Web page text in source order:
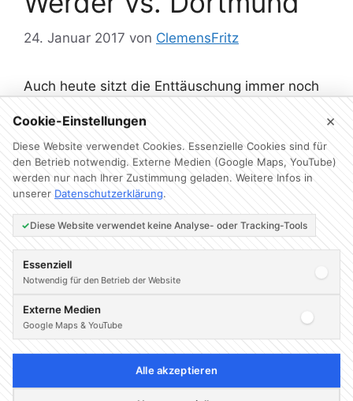
24. Januar 2017 von ClemensFritz
Auch heute sitzt die Enttäuschung immer noch
Punkt gereicht hat, ist wirklich schade. Ich
finde, mit Ausnahme der ersten vierten Stunde
haben wir uns gegen eine der besten
Mannschaften der Liga wirklich gut verkauft.
Sogar als wir in Unterzahl waren. Wir wissen
zwar, dass wir uns dafür …Weiterlesen
Kategorien
Clemens Fritz-Stiftung
Seite
1 Seite
2 … Seite
22 Weiter→
Cookie-Einstellungen ×
Diese Website verwendet Cookies. Essenzielle Cookies sind für
den Betrieb notwendig. Externe Medien (Google Maps, YouTube)
werden nur nach Ihrer Zustimmung geladen. Weitere Infos in
unserer Datenschutzerklärung.
Diese Website verwendet keine Analyse- oder Tracking-Tools
Essenziell
Notwendig für den Betrieb der Website
Externe Medien
Google Maps & YouTube
Alle akzeptieren